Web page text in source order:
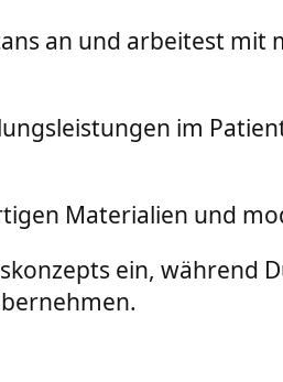
an und arbeitest
im
Materialien und
ein, während